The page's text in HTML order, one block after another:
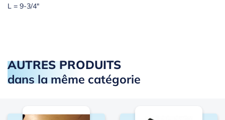
L = 9-3/4"
AUTRES PRODUITS
dans la même catégorie